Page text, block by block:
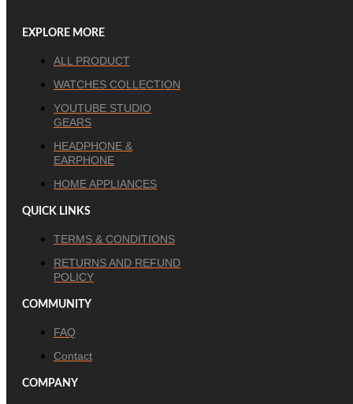
EXPLORE MORE
ALL PRODUCT
WATCHES COLLECTION
YOUTUBE STUDIO
GEARS
HEADPHONE &
EARPHONE
HOME APPLIANCES
QUICK LINKS
TERMS & CONDITIONS
RETURNS AND REFUND
POLICY
COMMUNITY
FAQ
Contact
COMPANY